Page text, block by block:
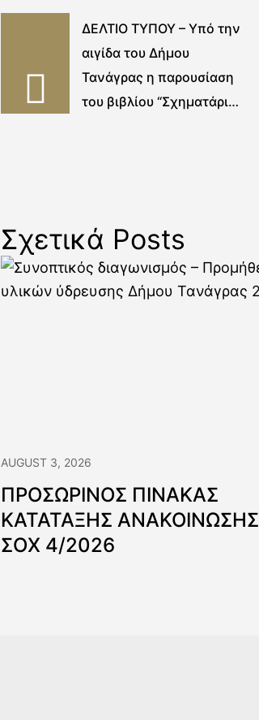
ΔΕΛΤΙΟ ΤΥΠΟΥ – Υπό την
αιγίδα του Δήμου
Τανάγρας η παρουσίαση
του βιβλίου “Σχηματάρι
Σχετικά Posts
AUGUST 3, 2026
ΠΡΟΣΩΡΙΝΟΣ ΠΙΝΑΚΑΣ
ΚΑΤΑΤΑΞΗΣ ΑΝΑΚΟΙΝΩΣΗΣ
ΣΟΧ 4/2026